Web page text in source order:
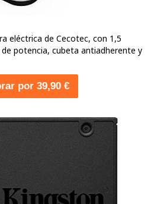
eléctrica de Cecotec, con 1,5
potencia, cubeta antiadherente y
por 39,90 €